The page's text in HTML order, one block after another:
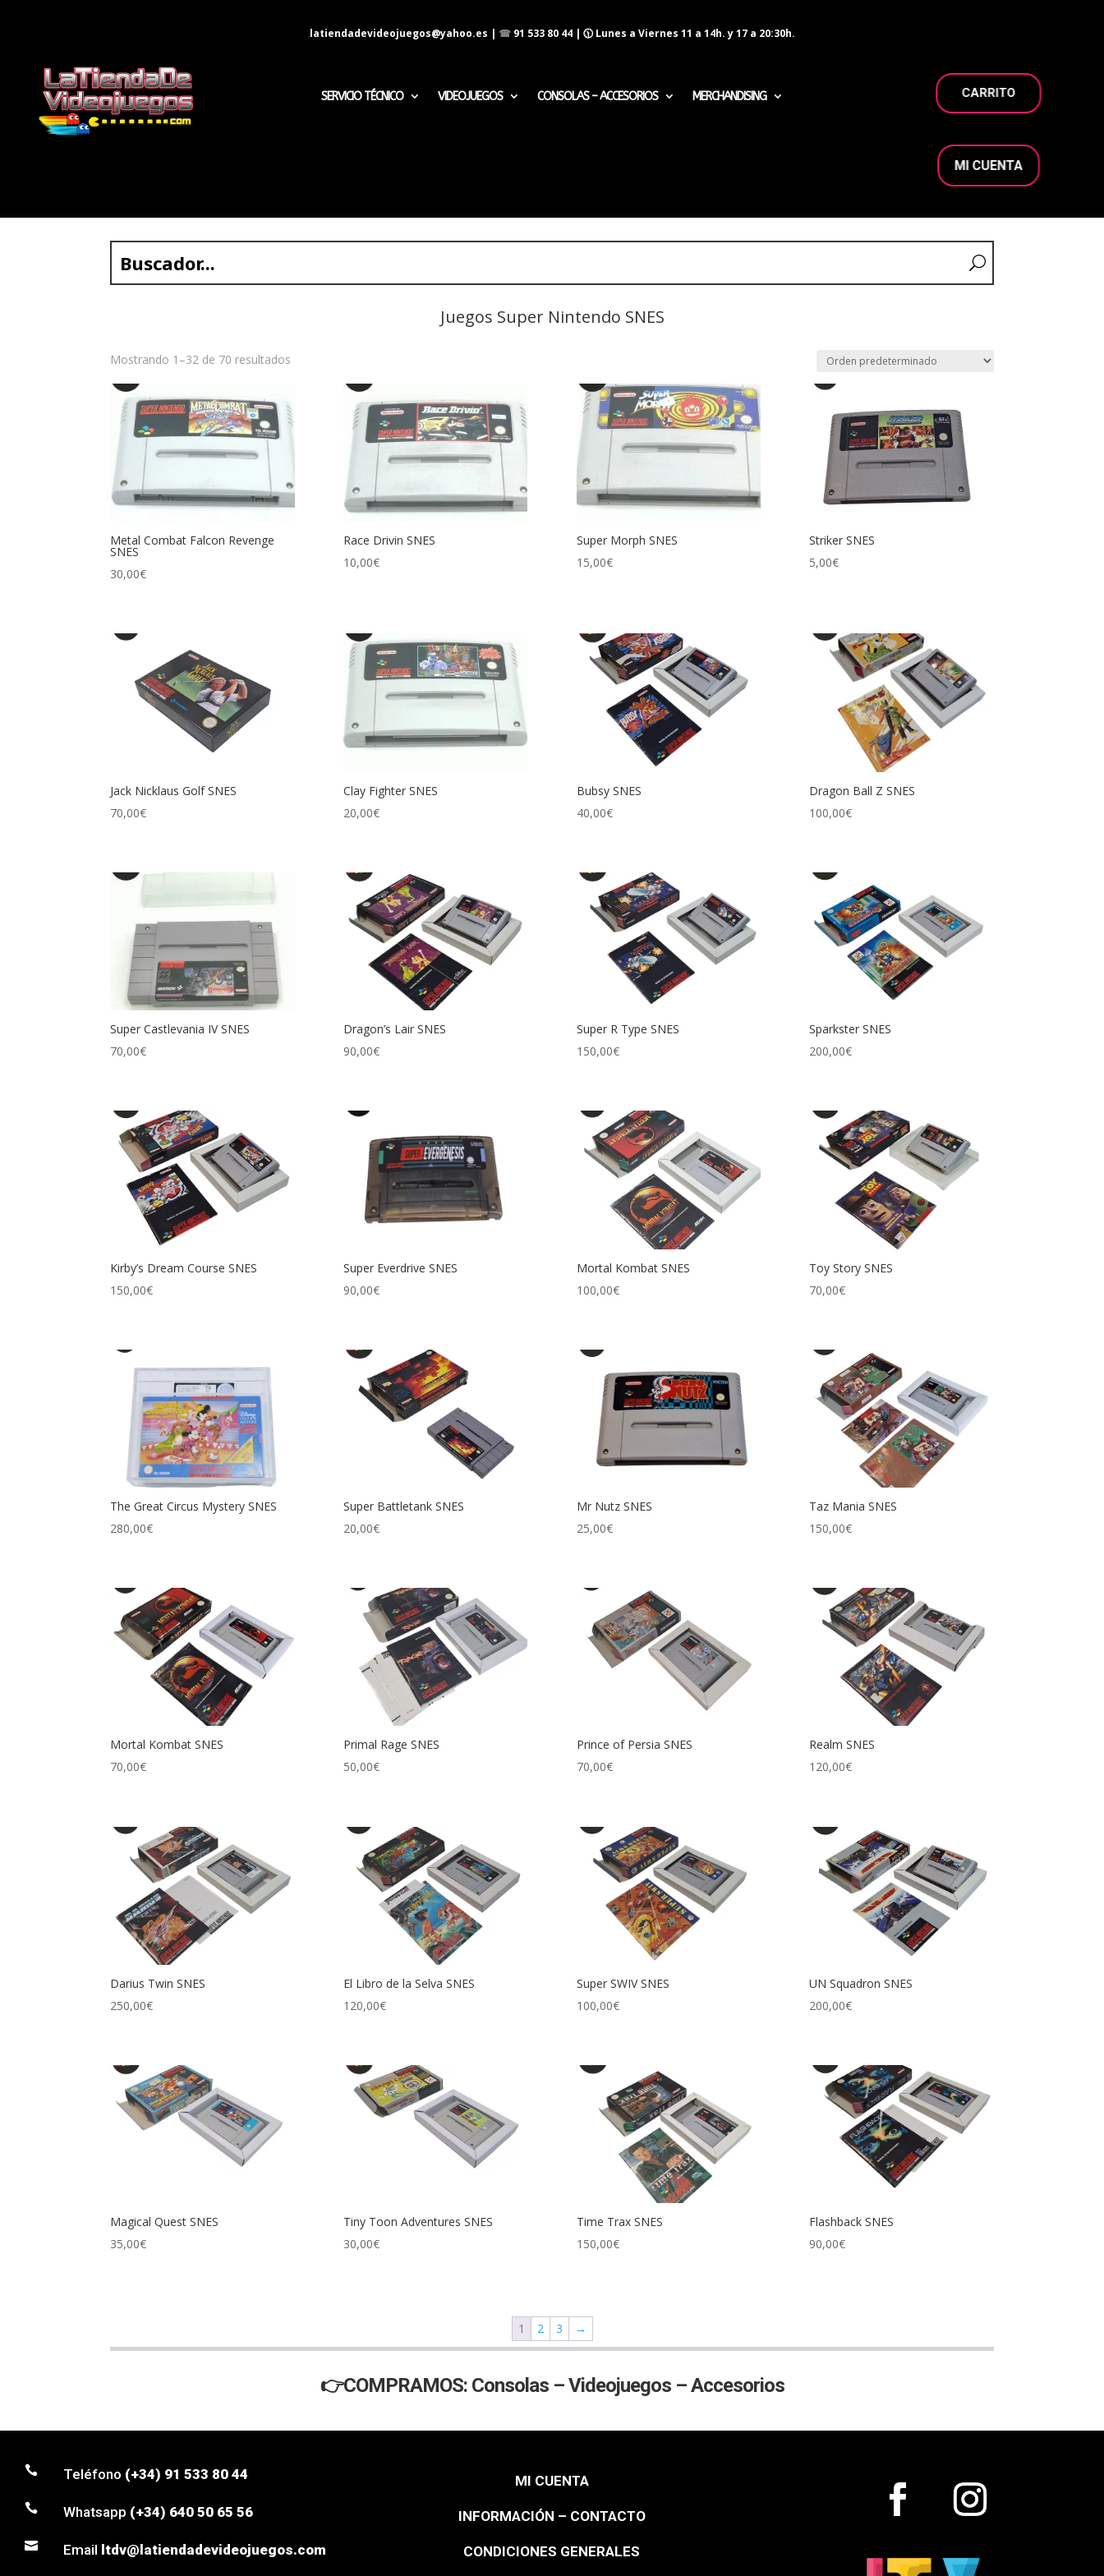
latiendadevideojuegos@yahoo.es | ☎ 91 533 80 44| 🕦 Lunes a Viernes 11 a 14h. y 17 a 20:30h.
SERVICIO TÉCNICO VIDEOJUEGOS CONSOLAS – ACCESORIOS MERCHANDISING CARRITO
MI CUENTA
Juegos Super Nintendo SNES
Mostrando 1–32 de 70 resultados
Metal Combat Falcon Revenge
SNES
30,00€
Race Drivin SNES
10,00€
Super Morph SNES
15,00€
Striker SNES
5,00€
Jack Nicklaus Golf SNES
70,00€
Clay Fighter SNES
20,00€
Bubsy SNES
40,00€
Dragon Ball Z SNES
100,00€
Super Castlevania IV SNES
70,00€
Dragon’s Lair SNES
90,00€
Super R Type SNES
150,00€
Sparkster SNES
200,00€
Kirby’s Dream Course SNES
150,00€
Super Everdrive SNES
90,00€
Mortal Kombat SNES
100,00€
Toy Story SNES
70,00€
The Great Circus Mystery SNES
280,00€
Super Battletank SNES
20,00€
Mr Nutz SNES
25,00€
Taz Mania SNES
150,00€
Mortal Kombat SNES
70,00€
Primal Rage SNES
50,00€
Prince of Persia SNES
70,00€
Realm SNES
120,00€
Darius Twin SNES
250,00€
El Libro de la Selva SNES
120,00€
Super SWIV SNES
100,00€
UN Squadron SNES
200,00€
Magical Quest SNES
35,00€
Tiny Toon Adventures SNES
30,00€
Time Trax SNES
150,00€
Flashback SNES
90,00€
1 2 3 →
👉COMPRAMOS: Consolas – Videojuegos – Accesorios
 Teléfono (+34) 91 533 80 44
 Whatsapp (+34) 640 50 65 56
 Email ltdv@latiendadevideojuegos.com
MI CUENTA
INFORMACIÓN – CONTACTO
CONDICIONES GENERALES